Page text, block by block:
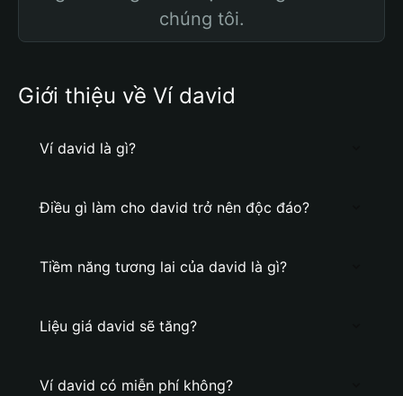
chúng tôi.
Giới thiệu về Ví david
Ví david là gì?
Điều gì làm cho david trở nên độc đáo?
Tiềm năng tương lai của david là gì?
Liệu giá david sẽ tăng?
Ví david có miễn phí không?